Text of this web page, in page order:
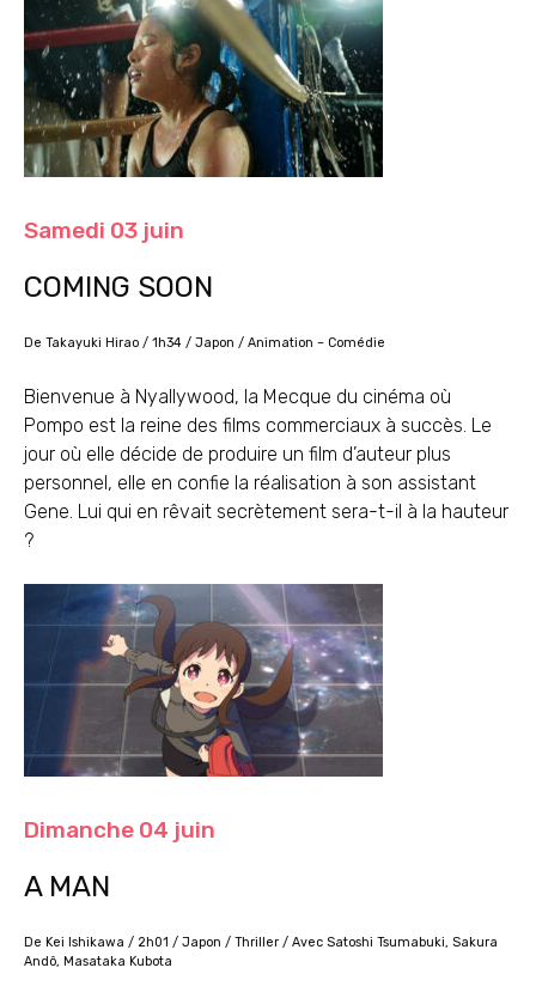
Samedi 03 juin
COMING SOON
De Takayuki Hirao / 1h34 / Japon / Animation – Comédie
Bienvenue à Nyallywood, la Mecque du cinéma où
Pompo est la reine des films commerciaux à succès. Le
jour où elle décide de produire un film d’auteur plus
personnel, elle en confie la réalisation à son assistant
Gene. Lui qui en rêvait secrètement sera-t-il à la hauteur
?
Dimanche 04 juin
A MAN
De Kei Ishikawa / 2h01 / Japon / Thriller / Avec Satoshi Tsumabuki, Sakura
Andô, Masataka Kubota